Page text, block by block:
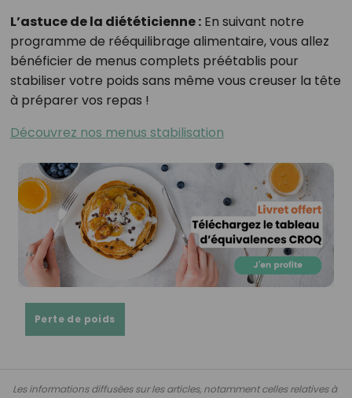
L’astuce de la diététicienne :En suivant notre
programme de rééquilibrage alimentaire, vous allez
bénéficier de menus complets préétablis pour
stabiliser votre poids sans même vous creuser la tête
à préparer vos repas !
Découvrez nos menus stabilisation
Perte de poids
Les informations diffusées sur les articles, notamment celles relatives à